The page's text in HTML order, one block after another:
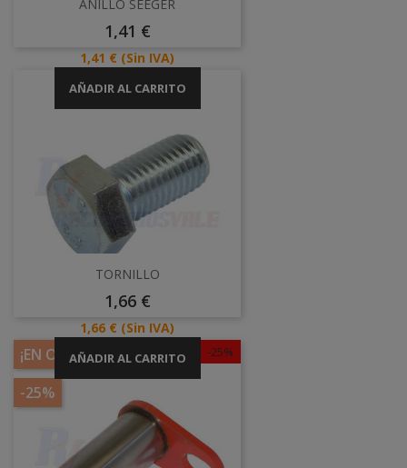
ANILLO SEEGER
Precio
1,41 €
Precio
1,41 € (Sin IVA)
AÑADIR AL CARRITO
TORNILLO
Precio
1,66 €
Precio
1,66 € (Sin IVA)
AÑADIR AL CARRITO -25%
¡EN OFERTA!
-25%